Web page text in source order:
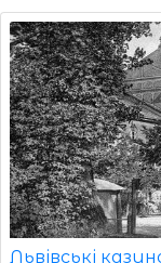
Львівські